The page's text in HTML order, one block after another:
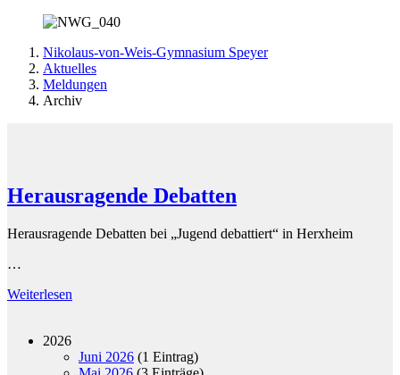
Nikolaus-von-Weis-Gymnasium Speyer
Aktuelles
Meldungen
Archiv
Herausragende Debatten
Herausragende Debatten bei „Jugend debattiert“ in Herxheim
…
Weiterlesen
2026
Juni 2026 (1 Eintrag)